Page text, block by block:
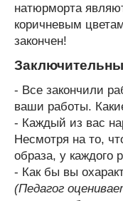
натюрморта
коричневым
закончен!
- Все закончили
ваши работы.
- Каждый из вас
Несмотря на то,
образа, у каждого
- Как бы вы
(Педагог